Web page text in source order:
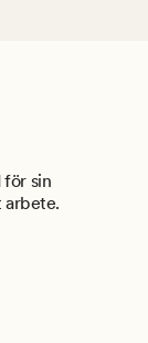
för sin
arbete.